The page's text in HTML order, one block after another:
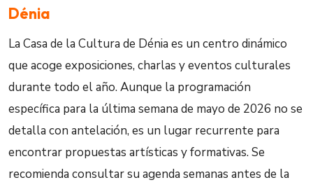
Dénia
La Casa de la Cultura de Dénia es un centro dinámico
que acoge exposiciones, charlas y eventos culturales
durante todo el año. Aunque la programación
específica para la última semana de mayo de 2026 no se
detalla con antelación, es un lugar recurrente para
encontrar propuestas artísticas y formativas. Se
recomienda consultar su agenda semanas antes de la